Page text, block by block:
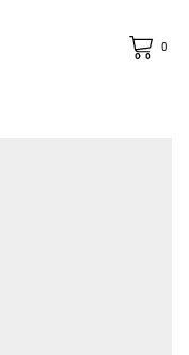
0